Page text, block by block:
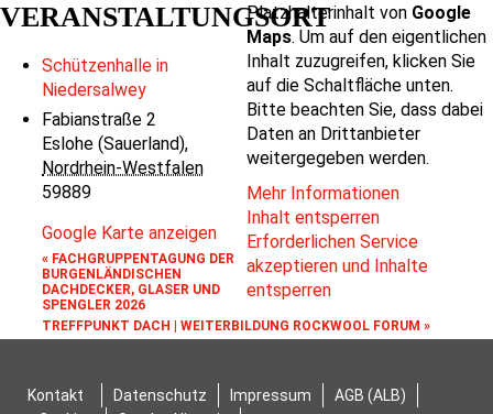
VERANSTALTUNGSORT
Schützenhalle in
Niedersalwey
Fabianstraße 2
Eslohe (Sauerland),
Nordrhein-Westfalen
59889
Google Karte anzeigen
Platzhalterinhalt von Google
Maps. Um auf den eigentlichen
Inhalt zuzugreifen, klicken Sie
auf die Schaltfläche unten.
Bitte beachten Sie, dass dabei
Daten an Drittanbieter
weitergegeben werden.
Mehr Informationen
Inhalt entsperren
Erforderlichen Service
akzeptieren und Inhalte
entsperren
« FACHGRUPPENTAGUNG DER
BURGENLÄNDISCHEN
DACHDECKER, GLASER UND
SPENGLER 2026
TREFFPUNKT DACH | WEITERBILDUNG ROCKWOOL FORUM »
Kontakt Datenschutz Impressum
AGB (ALB)